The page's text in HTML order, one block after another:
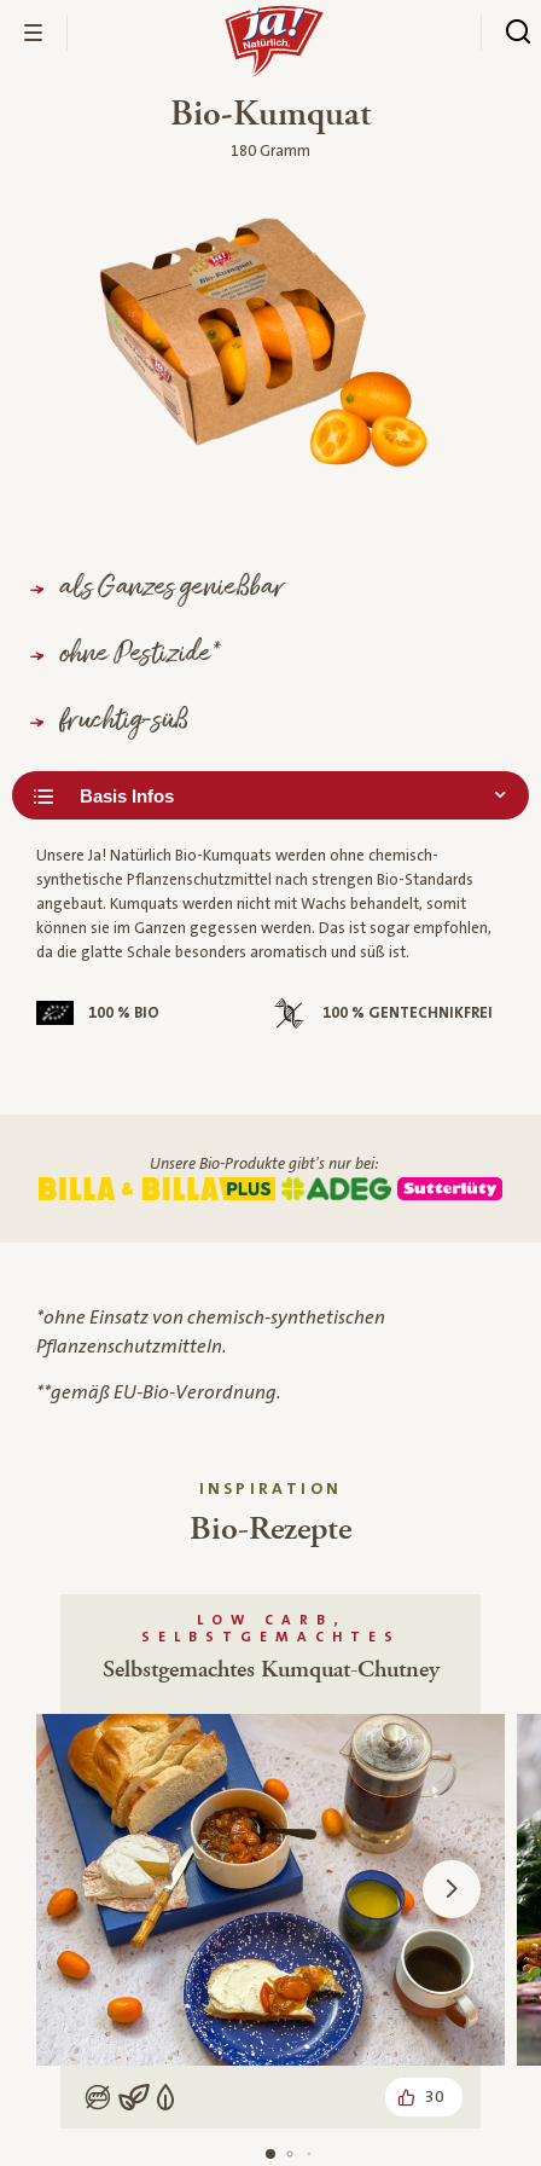
Bio-Kumquat
180 Gramm
als Ganzes genießbar
ohne Pestizide*
fruchtig-süß
Unsere Ja! Natürlich Bio-Kumquats werden ohne chemisch-
synthetische Pflanzenschutzmittel nach strengen Bio-Standards
angebaut. Kumquats werden nicht mit Wachs behandelt, somit
können sie im Ganzen gegessen werden. Das ist sogar empfohlen,
da die glatte Schale besonders aromatisch und süß ist.
100 % BIO 100 % GENTECHNIKFREI
Unsere Bio-Produkte gibt's nur bei:
*ohne Einsatz von chemisch-synthetischen
Pflanzenschutzmitteln.
**gemäß EU-Bio-Verordnung.
INSPIRATION
Bio-Rezepte
LOW CARB,
SELBSTGEMACHTES
Selbstgemachtes Kumquat-Chutney
Low Carb
Vegan
Vegetarisch 30